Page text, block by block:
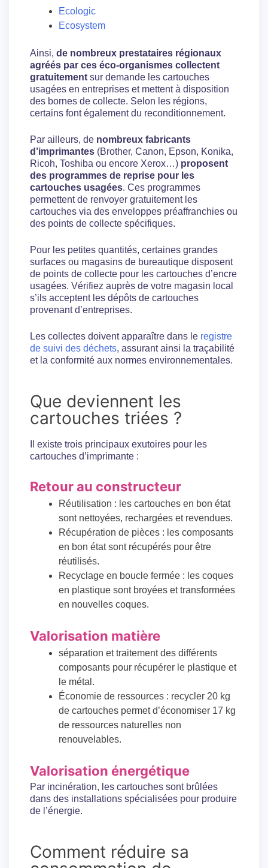
Ecologic
Ecosystem
Ainsi, de nombreux prestataires régionaux
agréés par ces éco-organismes collectent
gratuitement sur demande les cartouches
usagées en entreprises et mettent à disposition
des bornes de collecte. Selon les régions,
certains font également du reconditionnement.
Par ailleurs, de nombreux fabricants
d’imprimantes (Brother, Canon, Epson, Konika,
Ricoh, Toshiba ou encore Xerox…) proposent
des programmes de reprise pour les
cartouches usagées. Ces programmes
permettent de renvoyer gratuitement les
cartouches via des enveloppes préaffranchies ou
des points de collecte spécifiques.
Pour les petites quantités, certaines grandes
surfaces ou magasins de bureautique disposent
de points de collecte pour les cartouches d’encre
usagées. Vérifiez auprès de votre magasin local
s’ils acceptent les dépôts de cartouches
provenant d’entreprises.
Les collectes doivent apparaître dans le registre
de suivi des déchets, assurant ainsi la traçabilité
et la conformité aux normes environnementales.
Que deviennent les
cartouches triées ?
Il existe trois principaux exutoires pour les
cartouches d’imprimante :
Retour au constructeur
Réutilisation : les cartouches en bon état
sont nettoyées, rechargées et revendues.
Récupération de pièces : les composants
en bon état sont récupérés pour être
réutilisés.
Recyclage en boucle fermée : les coques
en plastique sont broyées et transformées
en nouvelles coques.
Valorisation matière
séparation et traitement des différents
composants pour récupérer le plastique et
le métal.
Économie de ressources : recycler 20 kg
de cartouches permet d’économiser 17 kg
de ressources naturelles non
renouvelables.
Valorisation énergétique
Par incinération, les cartouches sont brûlées
dans des installations spécialisées pour produire
de l’énergie.
Comment réduire sa